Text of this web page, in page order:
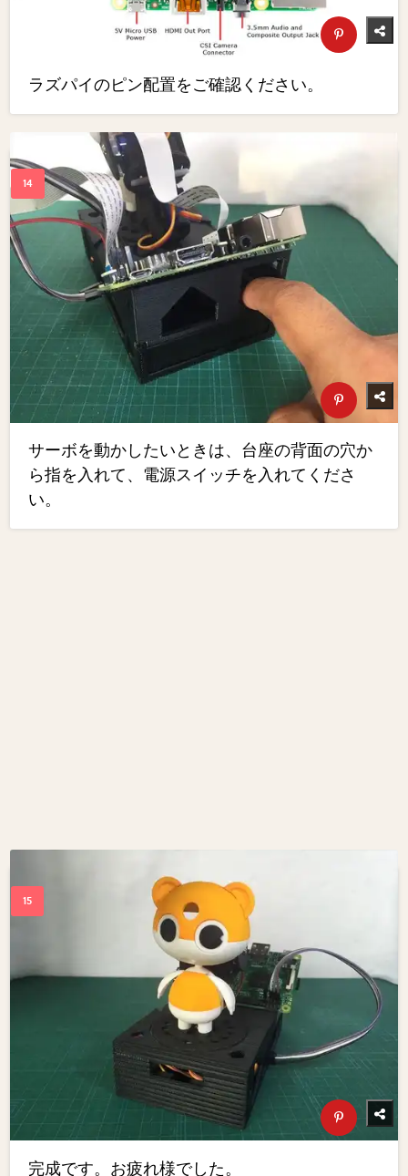
ラズパイのピン配置をご確認ください。
サーボを動かしたいときは、台座の背面の穴か
ら指を入れて、電源スイッチを入れてくださ
い。
完成です。お疲れ様でした。